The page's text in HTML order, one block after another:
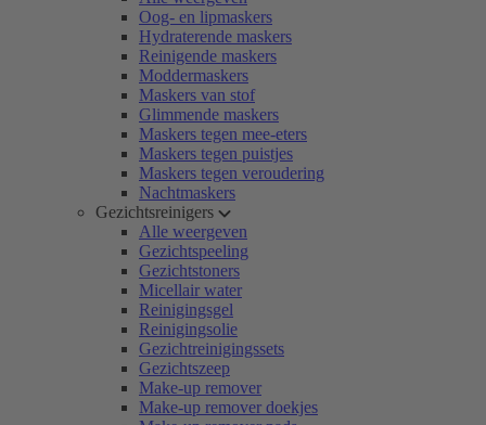
Oog- en lipmaskers
Hydraterende maskers
Reinigende maskers
Moddermaskers
Maskers van stof
Glimmende maskers
Maskers tegen mee-eters
Maskers tegen puistjes
Maskers tegen veroudering
Nachtmaskers
Gezichtsreinigers
Alle weergeven
Gezichtspeeling
Gezichtstoners
Micellair water
Reinigingsgel
Reinigingsolie
Gezichtreinigingssets
Gezichtszeep
Make-up remover
Make-up remover doekjes